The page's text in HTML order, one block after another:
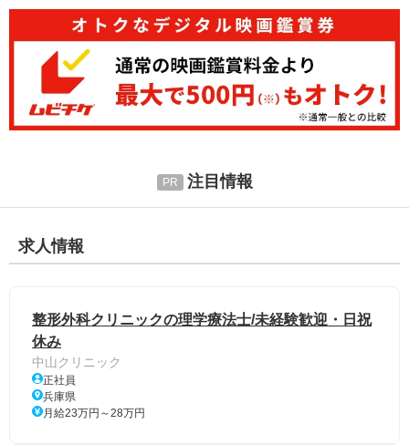
注目情報
求人情報
整形外科クリニックの理学療法士/未経験歓迎・日祝
休み
中山クリニック
正社員
兵庫県
月給23万円～28万円